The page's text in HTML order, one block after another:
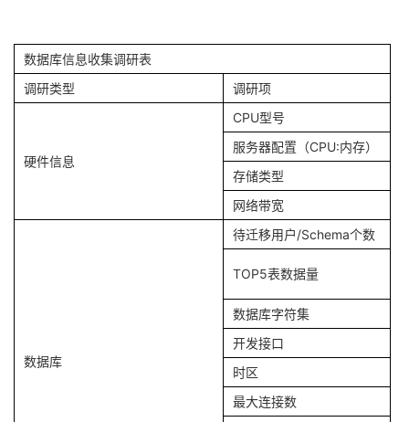
数据库信息收集调研表
调研类型
调研项
硬件信息
CPU型号
服务器配置（CPU:内存）
存储类型
网络带宽
数据库
待迁移用户/Schema个数
TOP5表数据量
数据库字符集
开发接口
时区
最大连接数